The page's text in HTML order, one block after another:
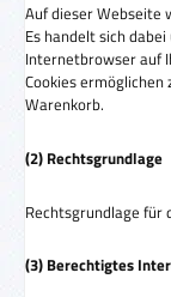
Auf dieser Webseite
Es handelt sich
Internetbrowser auf
Cookies
Warenkorb.
(2) Rechtsgrundlage
Rechtsgrundlage für
(3) Berechtigtes